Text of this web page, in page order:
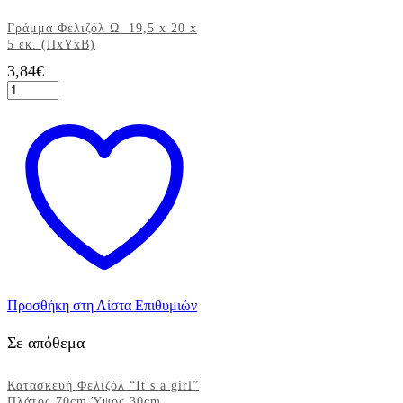
Γράμμα Φελιζόλ Ω. 19,5 x 20 x
5 εκ. (ΠxΥxΒ)
3,84€
Γράμμα
Φελιζόλ
(ΠxΥxΒ)
Προσθήκη στη Λίστα Επιθυμιών
Σε απόθεμα
Κατασκευή Φελιζόλ “It’s a girl”